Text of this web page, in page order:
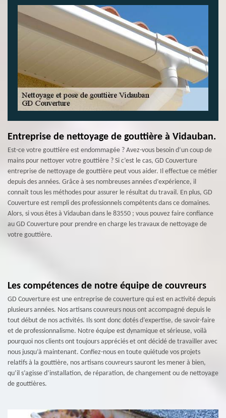
Entreprise de nettoyage de gouttière à Vidauban.
Est-ce votre gouttière est endommagée ? Avez-vous besoin d’un coup de
mains pour nettoyer votre gouttière ? Si c’est le cas, GD Couverture
entreprise de nettoyage de gouttière peut vous aider. Il effectue ce métier
depuis des années. Grâce à ses nombreuses années d’expérience, il
connaît tous les méthodes pour assurer le résultat du travail. En plus, GD
Couverture est rempli des professionnels compétents dans ce domaines.
Alors, si vous êtes à Vidauban dans le 83550 ; vous pouvez faire confiance
au GD Couverture pour prendre en charge les travaux de nettoyage de
votre gouttière.
Les compétences de notre équipe de couvreurs
GD Couverture est une entreprise de couverture qui est en activité depuis
plusieurs années. Nos artisans couvreurs nous ont accompagné depuis le
tout début de nos activités. Ils sont donc dotés d’expertise, de savoir-faire
et de professionnalisme. Notre équipe est dynamique et sérieuse, voilà
pourquoi nos clients ont toujours appréciés et ont décidé de travailler avec
nous jusqu’à maintenant. Confiez-nous en toute quiétude vos projets
relatifs à la gouttière, nos artisans couvreurs sauront les mener à bien,
qu’il s’agisse d’installation, de réparation, de changement ou de nettoyage
de gouttières.